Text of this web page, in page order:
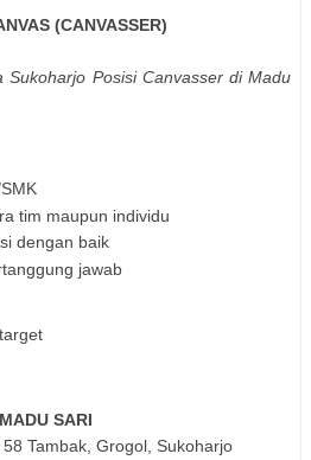
(CANVASSER)
Sukoharjo Posisi Canvasser di Madu
tim maupun individu
dengan baik
jawab
MADU SARI
Tambak, Grogol, Sukoharjo